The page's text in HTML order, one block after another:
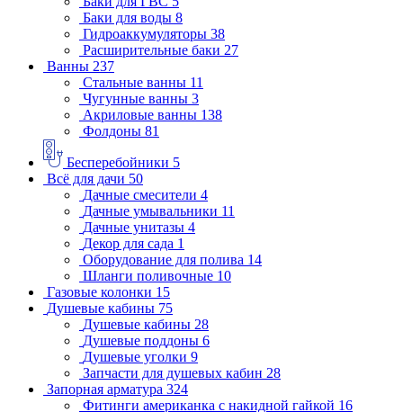
Баки для воды 8
Гидроаккумуляторы 38
Расширительные баки 27
Ванны 237
Стальные ванны 11
Чугунные ванны 3
Акриловые ванны 138
Фолдоны 81
Бесперебойники 5
Всё для дачи 50
Дачные смесители 4
Дачные умывальники 11
Дачные унитазы 4
Декор для сада 1
Оборудование для полива 14
Шланги поливочные 10
Газовые колонки 15
Душевые кабины 75
Душевые кабины 28
Душевые поддоны 6
Душевые уголки 9
Запчасти для душевых кабин 28
Запорная арматура 324
Фитинги американка с накидной гайкой 16